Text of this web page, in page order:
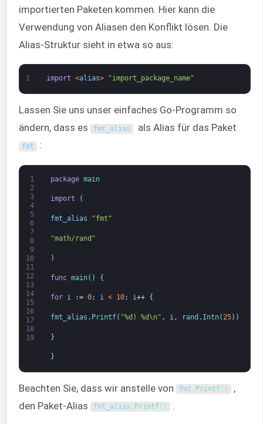
importierten Paketen kommen. Hier kann die
Verwendung von Aliasen den Konflikt lösen. Die
Alias-Struktur sieht in etwa so aus:
1 import <alias> "import_package_name"
Lassen Sie uns unser einfaches Go-Programm so
ändern, dass es
fmt_alias als Alias für das Paket
fmt :
1
2
3
4
5
6
7
8
9
10
11
12
13
14
15
16
17
18
19
package main
import (
fmt_alias "fmt"
"math/rand"
)
func main( ) {
for i := 0; i < 10; i++ {
fmt_alias . Printf( "%d) %d\n" , i, rand . Intn(25) )
}
}
Beachten Sie, dass wir anstelle von fmt . Printf( ) ,
den Paket-Alias
fmt_alias . Printf( ) .